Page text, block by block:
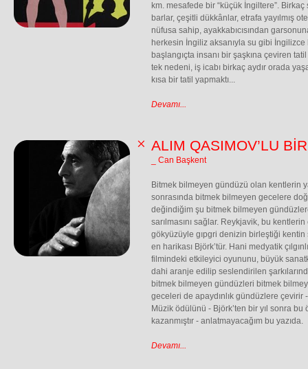
km. mesafede bir “küçük İngiltere”. Birkaç
barlar, çeşitli dükkânlar, etrafa yayılmış
nüfusa sahip, ayakkabıcısından
herkesin İngiliz aksanıyla su gibi
başlangıçta insanı bir şaşkına çeviren
tek nedeni, iş icabı birkaç aydır orada
kısa bir tatil yapmaktı...
Devamı...
ALIM QASIMOV’LU
_ Can Başkent
Bitmek bilmeyen gündüzü olan kentlerin
sonrasında bitmek bilmeyen gecelere
değindiğim şu bitmek bilmeyen
sarılmasını sağlar. Reykjavik, bu
gökyüzüyle gıpgri denizin birleştiği
en harikası Björk’tür. Hani medyatik
filmindeki etkileyici oyununu, büyük
dahi aranje edilip seslendirilen
bitmek bilmeyen gündüzleri bitmek
geceleri de apaydınlık gündüzlere çevirir
Müzik ödülünü - Björk’ten bir yıl sonra
kazanmıştır - anlatmayacağım bu yazıda.
Devamı...